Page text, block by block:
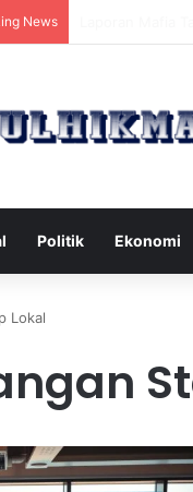
News
Politik Ekonomi
Lokal